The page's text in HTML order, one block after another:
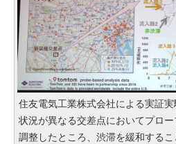
住友電気工業株式会社による実証
状況が異なる交差点においてプロ
調整したところ、渋滞を緩和するこ